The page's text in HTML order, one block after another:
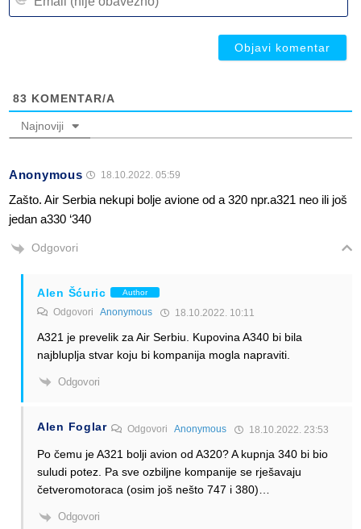
83 KOMENTAR/A
Najnoviji
Anonymous 18.10.2022. 05:59
Zašto. Air Serbia nekupi bolje avione od a 320 npr.a321 neo ili još
jedan a330 ‘340
Odgovori
Alen Šćuric Author
Odgovori Anonymous 18.10.2022. 10:11
A321 je prevelik za Air Serbiu. Kupovina A340 bi bila
najbluplja stvar koju bi kompanija mogla napraviti.
Odgovori
Alen Foglar Odgovori Anonymous 18.10.2022. 23:53
Po čemu je A321 bolji avion od A320? A kupnja 340 bi bio
suludi potez. Pa sve ozbiljne kompanije se rješavaju
četveromotoraca (osim još nešto 747 i 380)…
Odgovori